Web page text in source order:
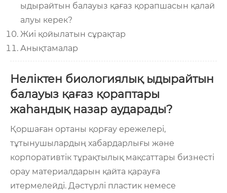
ыдырайтын балауыз қағаз қорапшасын қалай
алуы керек?
Жиі қойылатын сұрақтар
Анықтамалар
Неліктен биологиялық ыдырайтын
балауыз қағаз қораптары
жаһандық назар аударады?
Қоршаған ортаны қорғау ережелері,
тұтынушылардың хабардарлығы және
корпоративтік тұрақтылық мақсаттары бизнесті
орау материалдарын қайта қарауға
итермелейді. Дәстүрлі пластик немесе